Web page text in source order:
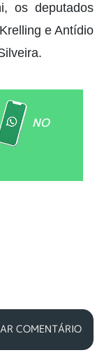
os deputados
e Antídio
NO
COMENTÁRIO